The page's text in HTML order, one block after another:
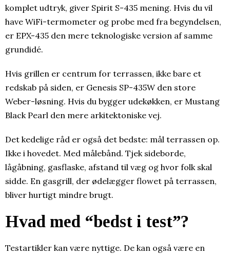
komplet udtryk, giver Spirit S-435 mening. Hvis du vil
have WiFi-termometer og probe med fra begyndelsen,
er EPX-435 den mere teknologiske version af samme
grundidé.
Hvis grillen er centrum for terrassen, ikke bare et
redskab på siden, er Genesis SP-435W den store
Weber-løsning. Hvis du bygger udekøkken, er Mustang
Black Pearl den mere arkitektoniske vej.
Det kedelige råd er også det bedste: mål terrassen op.
Ikke i hovedet. Med målebånd. Tjek sideborde,
lågåbning, gasflaske, afstand til væg og hvor folk skal
sidde. En gasgrill, der ødelægger flowet på terrassen,
bliver hurtigt mindre brugt.
Hvad med “bedst i test”?
Testartikler kan være nyttige. De kan også være en